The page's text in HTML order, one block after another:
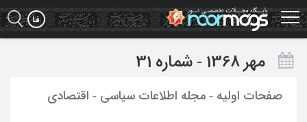
Skip
to
main
مهر 1368 - شماره 31
صفحات اولیه - مجله اطلاعات سیاسی - اقتصادی